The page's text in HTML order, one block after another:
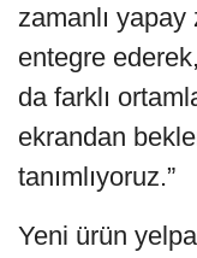
zamanlı
entegre
da farklı
ekrandan
tanımlıyoruz.”
Yeni ürün